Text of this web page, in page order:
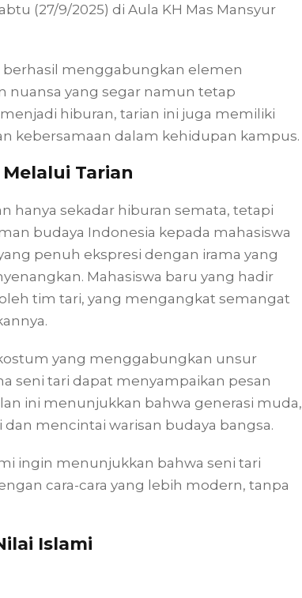
(27/9/2025) di Aula KH Mas Mansyur
menggabungkan elemen
nuansa yang segar namun tetap
hiburan, tarian ini juga memiliki
kebersamaan dalam kehidupan kampus.
Tarian
hanya sekadar hiburan semata, tetapi
budaya Indonesia kepada mahasiswa
penuh ekspresi dengan irama yang
Mahasiswa baru yang hadir
tim tari, yang mengangkat semangat
yang menggabungkan unsur
seni tari dapat menyampaikan pesan
ini menunjukkan bahwa generasi muda,
mencintai warisan budaya bangsa.
ingin menunjukkan bahwa seni tari
cara-cara yang lebih modern, tanpa
Islami